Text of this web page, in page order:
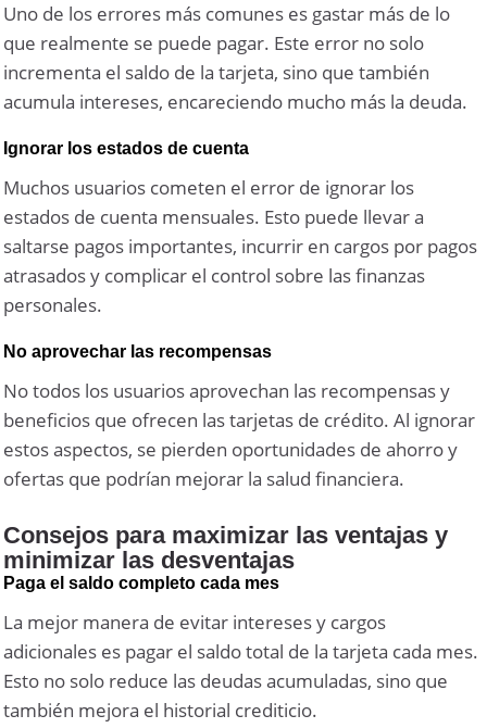
Uno de los errores más comunes es gastar más de lo
que realmente se puede pagar. Este error no solo
incrementa el saldo de la tarjeta, sino que también
acumula intereses, encareciendo mucho más la deuda.
Ignorar los estados de cuenta
Muchos usuarios cometen el error de ignorar los
estados de cuenta mensuales. Esto puede llevar a
saltarse pagos importantes, incurrir en cargos por pagos
atrasados y complicar el control sobre las finanzas
personales.
No aprovechar las recompensas
No todos los usuarios aprovechan las recompensas y
beneficios que ofrecen las tarjetas de crédito. Al ignorar
estos aspectos, se pierden oportunidades de ahorro y
ofertas que podrían mejorar la salud financiera.
Consejos para maximizar las ventajas y
minimizar las desventajas
Paga el saldo completo cada mes
La mejor manera de evitar intereses y cargos
adicionales es pagar el saldo total de la tarjeta cada mes.
Esto no solo reduce las deudas acumuladas, sino que
también mejora el historial crediticio.